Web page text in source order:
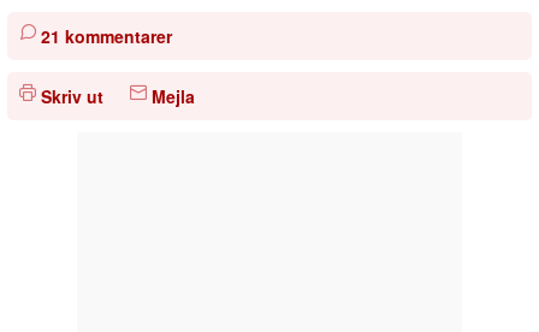
21 kommentarer
Skriv ut Mejla